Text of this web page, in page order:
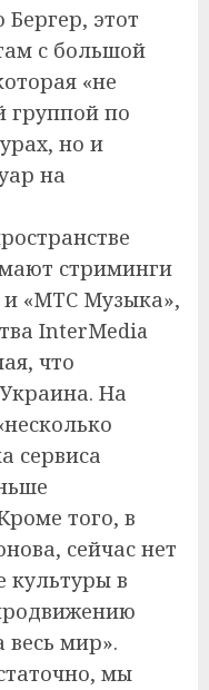
этот
с большой
«не
группой по
но и
на
стриминги
и «МТС Музыка»,
InterMedia
что
На
сервиса
того, в
сейчас нет
культуры в
весь мир».
мы